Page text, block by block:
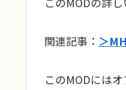
関連記事： ＞
このMODには